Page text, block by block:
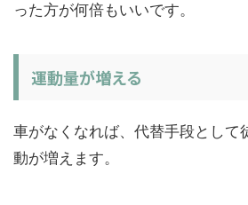
った方が何倍もいいです。
運動量が増える
車がなくなれば、代替手段として
動が増えます。